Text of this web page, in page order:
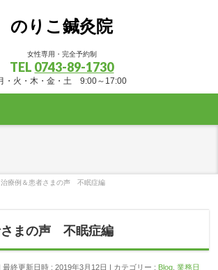
のりこ鍼灸院
女性専用・完全予約制
TEL 0743-89-1730
・火・木・金・土 9:00～17:00
治療例＆患者さまの声 不眠症編
さまの声 不眠症編
最終更新日時 : 2019年3月12日 カテゴリー : Blog ,業務日